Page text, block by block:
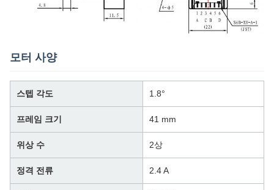
모터 사양
스텝 각도 1.8°
프레임 크기 41 mm
위상 수 2상
정격 전류 2.4 A